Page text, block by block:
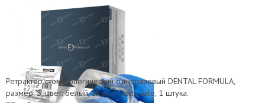
Ретрактор стоматологический одноразовый DENTAL FORMULA,
размер: S, цвет: белый, аналог OptraGate, 1 штука.